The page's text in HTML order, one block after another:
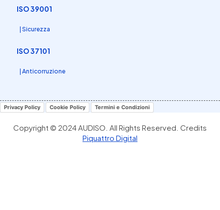
ISO 39001
| Sicurezza
ISO 37101
| Anticorruzione
Privacy Policy Cookie Policy Termini e Condizioni
Copyright © 2024 AUDISO. All Rights Reserved. Credits
Piquattro Digital